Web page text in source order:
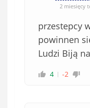
2 miesięcy
przestepcy
powinnen
Ludzi Biją
4 -2